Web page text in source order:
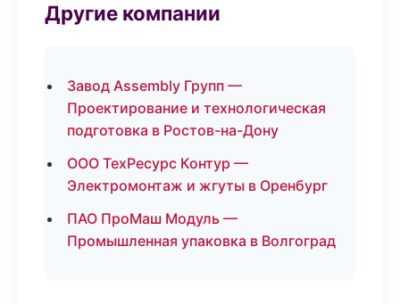
Другие компании
Завод Assembly Групп —
Проектирование и технологическая
подготовка в Ростов-на-Дону
ООО ТехРесурс Контур —
Электромонтаж и жгуты в Оренбург
ПАО ПроМаш Модуль —
Промышленная упаковка в Волгоград